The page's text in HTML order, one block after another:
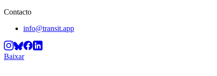
Contacto
info@transit.app
Baixar